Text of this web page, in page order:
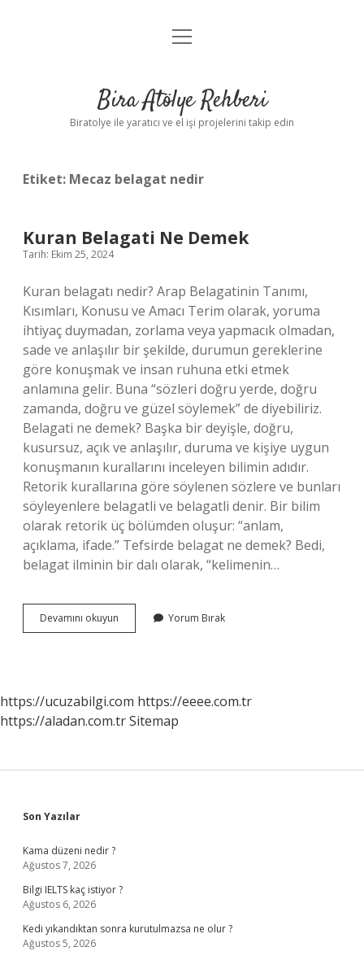
Anasayfa
Yasal Uyarı
menüyü
Bira Atölye Rehberi
Biratolye ile yaratıcı ve el işi projelerini takip edin
Etiket: Mecaz belagat nedir
Kuran Belagati Ne Demek
Tarih: Ekim 25, 2024
Kuran belagatı nedir? Arap Belagatinin Tanımı,
Kısımları, Konusu ve Amacı Terim olarak, yoruma
ihtiyaç duymadan, zorlama veya yapmacık olmadan,
sade ve anlaşılır bir şekilde, durumun gereklerine
göre konuşmak ve insan ruhuna etki etmek
anlamına gelir. Buna “sözleri doğru yerde, doğru
zamanda, doğru ve güzel söylemek” de diyebiliriz.
Belagati ne demek? Başka bir deyişle, doğru,
kusursuz, açık ve anlaşılır, duruma ve kişiye uygun
konuşmanın kurallarını inceleyen bilimin adıdır.
Retorik kurallarına göre söylenen sözlere ve bunları
söyleyenlere belagatli ve belagatli denir. Bir bilim
olarak retorik üç bölümden oluşur: “anlam,
açıklama, ifade.” Tefsirde belagat ne demek? Bedi,
belagat ilminin bir dalı olarak, “kelimenin…
Devamını okuyun
Belagati
Yorum Bırak
https://ucuzabilgi.com https://eeee.com.tr
https://aladan.com.trSitemap
Sidebar
Son Yazılar
Kama düzeni nedir ?
Ağustos 7, 2026
Bilgi IELTS kaç istiyor ?
Ağustos 6, 2026
Kedi yıkandıktan sonra kurutulmazsa ne olur ?
Ağustos 5, 2026